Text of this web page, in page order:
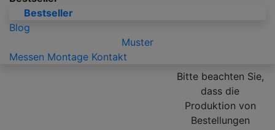
Bestseller
Blog
Muster
Messen Montage Kontakt
Bitte beachten Sie,
dass die
Produktion von
Bestellungen